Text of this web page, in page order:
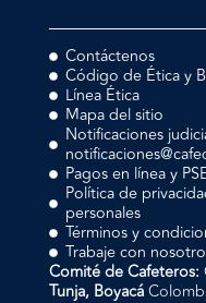
Contáctenos
Código de Ética y
Línea Ética
Mapa del sitio
Notificaciones
Pagos en línea y
Política de
personales
Términos y
Trabaje con
Comité de Cafeteros:
Tunja, Boyacá